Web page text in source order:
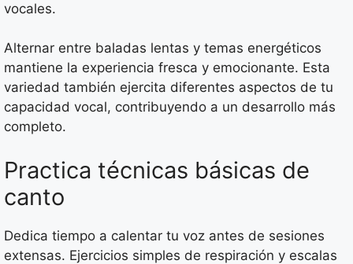
vocales.
Alternar entre baladas lentas y temas energéticos
mantiene la experiencia fresca y emocionante. Esta
variedad también ejercita diferentes aspectos de tu
capacidad vocal, contribuyendo a un desarrollo más
completo.
Practica técnicas básicas de
canto
Dedica tiempo a calentar tu voz antes de sesiones
extensas. Ejercicios simples de respiración y escalas